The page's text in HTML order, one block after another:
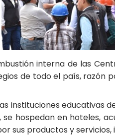
interna de las
de todo el país, razón
instituciones
hospedan en hoteles,
sus productos y